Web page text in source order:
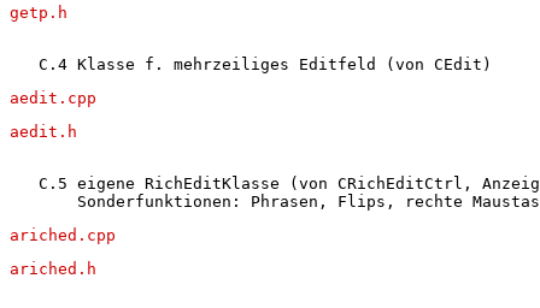
getp.h
C.4 Klasse f. mehrzeiliges Editfeld (von CEdit)
aedit.cpp
aedit.h
C.5 eigene RichEditKlasse (von CRichEditCtrl,
Sonderfunktionen: Phrasen, Flips, rechte
ariched.cpp
ariched.h